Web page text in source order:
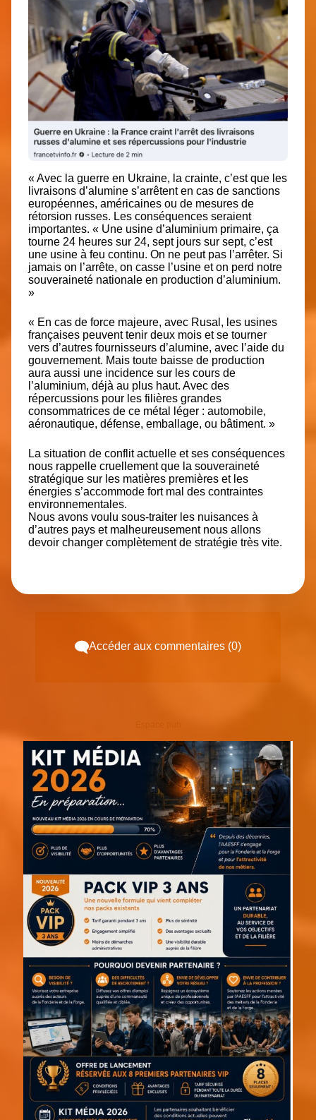
« Avec la guerre en Ukraine, la crainte, c’est que les
livraisons d’alumine s’arrêtent en cas de sanctions
européennes, américaines ou de mesures de
rétorsion russes. Les conséquences seraient
importantes. « Une usine d’aluminium primaire, ça
tourne 24 heures sur 24, sept jours sur sept, c’est
une usine à feu continu. On ne peut pas l’arrêter. Si
jamais on l’arrête, on casse l’usine et on perd notre
souveraineté nationale en production d’aluminium.
»
« En cas de force majeure, avec Rusal, les usines
françaises peuvent tenir deux mois et se tourner
vers d’autres fournisseurs d’alumine, avec l’aide du
gouvernement. Mais toute baisse de production
aura aussi une incidence sur les cours de
l’aluminium, déjà au plus haut. Avec des
répercussions pour les filières grandes
consommatrices de ce métal léger : automobile,
aéronautique, défense, emballage, ou bâtiment. »
La situation de conflit actuelle et ses conséquences
nous rappelle cruellement que la souveraineté
stratégique sur les matières premières et les
énergies s’accommode fort mal des contraintes
environnementales.
Nous avons voulu sous-traiter les nuisances à
d’autres pays et malheureusement nous allons
devoir changer complètement de stratégie très vite.
Accéder aux commentaires (0)